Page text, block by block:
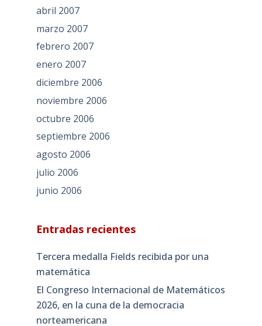
abril 2007
marzo 2007
febrero 2007
enero 2007
diciembre 2006
noviembre 2006
octubre 2006
septiembre 2006
agosto 2006
julio 2006
junio 2006
Entradas recientes
Tercera medalla Fields recibida por una
matemática
El Congreso Internacional de Matemáticos
2026, en la cuna de la democracia
norteamericana